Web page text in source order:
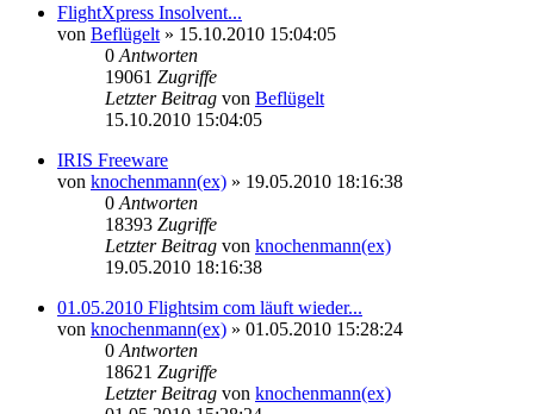
FlightXpress Insolvent...
von Beflügelt » 15.10.2010 15:04:05
0 Antworten
19061 Zugriffe
Letzter Beitrag von Beflügelt
15.10.2010 15:04:05
IRIS Freeware
von knochenmann(ex) » 19.05.2010 18:16:38
0 Antworten
18393 Zugriffe
Letzter Beitrag von knochenmann(ex)
19.05.2010 18:16:38
01.05.2010 Flightsim com läuft wieder...
von knochenmann(ex) » 01.05.2010 15:28:24
0 Antworten
18621 Zugriffe
Letzter Beitrag von knochenmann(ex)